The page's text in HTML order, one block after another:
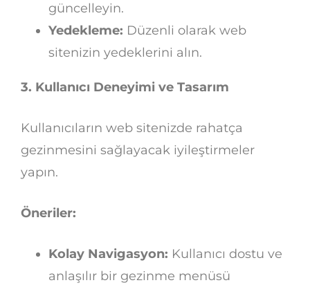
güncelleyin.
Yedekleme: Düzenli olarak web
sitenizin yedeklerini alın.
3. Kullanıcı Deneyimi ve Tasarım
Kullanıcıların web sitenizde rahatça
gezinmesini sağlayacak iyileştirmeler
yapın.
Öneriler:
Kolay Navigasyon: Kullanıcı dostu ve
anlaşılır bir gezinme menüsü